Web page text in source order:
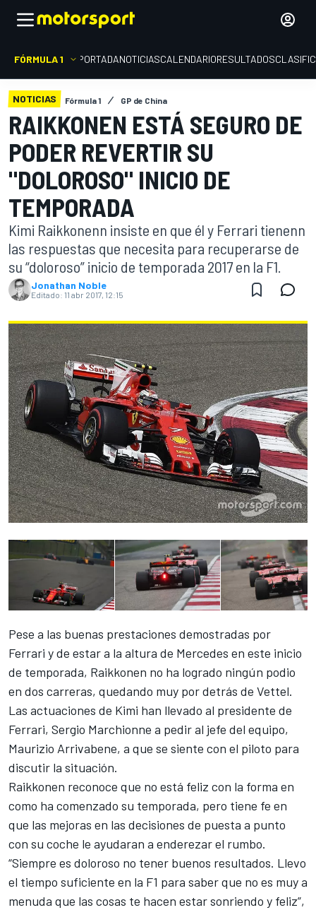
FÓRMULA 1 PORTADANOTICIASCALENDARIORESULTADOS
NOTICIAS Fórmula 1 GP de China
RAIKKONEN ESTÁ SEGURO DE
PODER REVERTIR SU
"DOLOROSO" INICIO DE
TEMPORADA
Kimi Raikkonenn insiste en que él y Ferrari tienenn
las respuestas que necesita para recuperarse de
su “doloroso” inicio de temporada 2017 en la F1.
Jonathan Noble
Editado: 11 abr 2017, 12:15
Pese a las buenas prestaciones demostradas por
Ferrari y de estar a la altura de Mercedes en este inicio
de temporada, Raikkonen no ha logrado ningún podio
en dos carreras, quedando muy por detrás de Vettel.
Las actuaciones de Kimi han llevado al presidente de
Ferrari, Sergio Marchionne a pedir al jefe del equipo,
Maurizio Arrivabene, a que se siente con el piloto para
discutir la situación.
Raikkonen reconoce que no está feliz con la forma en
como ha comenzado su temporada, pero tiene fe en
que las mejoras en las decisiones de puesta a punto
con su coche le ayudaran a enderezar el rumbo.
“Siempre es doloroso no tener buenos resultados. Llevo
el tiempo suficiente en la F1 para saber que no es muy a
menuda que las cosas te hacen estar sonriendo y feliz”,